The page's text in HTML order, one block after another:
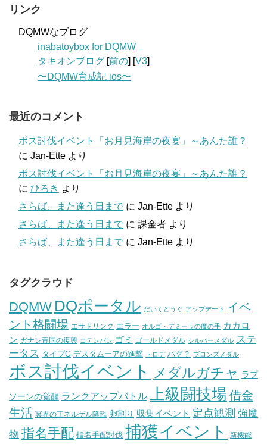
リンク
DQMWなブログ
inabatoybox for DQMW
タキオンブログ [前の] [V3]
〜DQMW育成記 ios〜
最近のコメント
ボス討伐イベント「お月見海岸の夜宴」～あんた誰？
に Jan-Ette より
ボス討伐イベント「お月見海岸の夜宴」～あんた誰？
に ひろき より
さらば、また逢う日まで に Jan-Ette より
さらば、また逢う日まで に 課金者 より
さらば、また逢う日まで に Jan-Ette より
タグクラウド
DQMW DQポータル だいくどうぐ アップデート
イベ
ント格闘場 エサドリンク エラー オルゴ・デミーラの魔の手 カカロ
ン ガナン帝国の復興 コテンパン ゴミ ゴールドメダル シルバーメダル ステ
ータス タイプG デスタムーアの進撃 トロデ バグ？ ブロンズメダル
ボス討伐イベント メダルガチャ ラプ
ソーンの覚醒 ランクアップバトル 上級闘技場 借金
生活 冥界の王ネルゲル降臨 卵割り 収集イベント 定点観測 強魔
物 指名手配 指名手配討伐 捕獲イベント 新機能